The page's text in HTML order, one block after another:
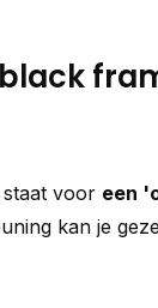
staat voor een
kan je